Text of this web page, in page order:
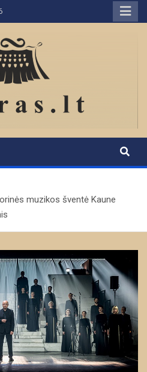
muzikos šventė Kaune